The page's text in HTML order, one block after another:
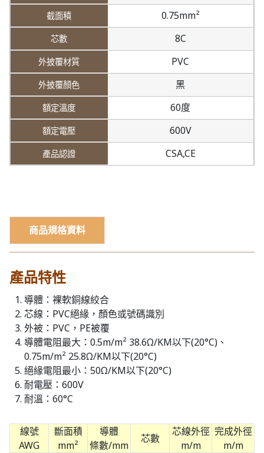
0.75mm²
8C
PVC
黑
60度
600V
CSA,CE
商品規格資料
產品特性
導體：裸軟銅線絞合
芯線：PVC絕緣，顏色或號碼識別
外被：PVC，PE被覆
導體電阻最大：0.5m/m² 38.6Ω/KM以下(20°C)、
0.75m/m² 25.8Ω/KM以下(20°C)
絕緣電阻最小：50Ω/KM以下(20°C)
耐電壓：600V
耐溫：60°C
線號
AWG
斷面積
mm²
導體
條數/mm
芯數
芯線外徑
m/m
完成外徑
m/m